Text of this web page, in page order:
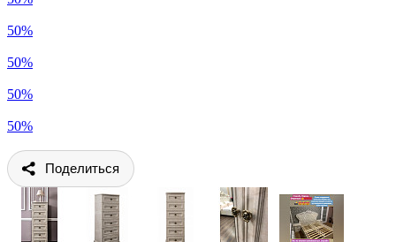
50%
50%
50%
50%
Поделиться